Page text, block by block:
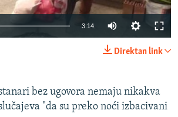
720p 1080p
3:14
720p
Direktan link
bez ugovora nemaju nikakva
"da su preko noći izbacivani